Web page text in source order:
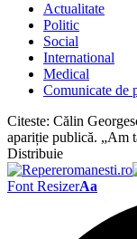
Actualitate
Politic
Social
International
Medical
Comunicate de
Citeste: Călin
apariție publică. „Am
Distribuie
Font ResizerAa